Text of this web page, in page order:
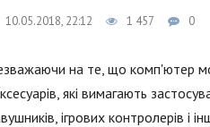
10.05.2018, 22:12 1 457 0
на те, що комп'ютер
які вимагають
ігрових контролерів і